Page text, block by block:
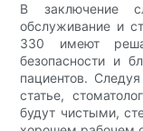
В заключение
обслуживание и
330 имеют
безопасности и
пациентов.
статье,
будут чистыми,